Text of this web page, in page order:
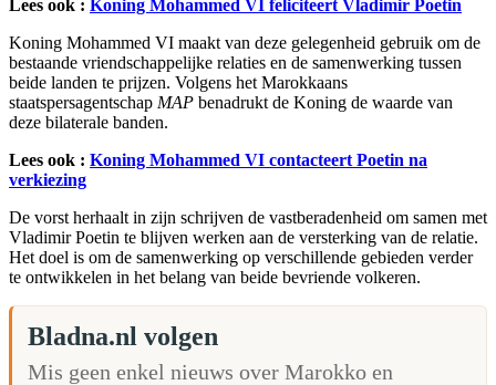
Lees ook : Koning Mohammed VI feliciteert Vladimir Poetin
Koning Mohammed VI maakt van deze gelegenheid gebruik om de
bestaande vriendschappelijke relaties en de samenwerking tussen
beide landen te prijzen. Volgens het Marokkaans
staatspersagentschap MAP benadrukt de Koning de waarde van
deze bilaterale banden.
Lees ook : Koning Mohammed VI contacteert Poetin na
verkiezing
De vorst herhaalt in zijn schrijven de vastberadenheid om samen met
Vladimir Poetin te blijven werken aan de versterking van de relatie.
Het doel is om de samenwerking op verschillende gebieden verder
te ontwikkelen in het belang van beide bevriende volkeren.
Bladna.nl volgen
Mis geen enkel nieuws over Marokko en